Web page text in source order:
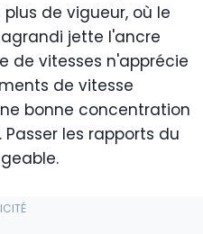
de vigueur, où le
jette l'ancre
de vitesses n'apprécie
de vitesse
bonne concentration
les rapports du